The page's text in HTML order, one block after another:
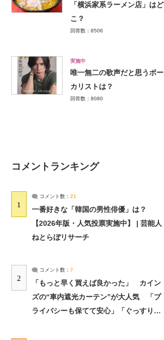
「横浜家系ラーメン店」はど
こ？
回答数：8506
実施中
唯一無二の歌声だと思うボー
カリストは？
回答数：8080
コメントランキング
1
コメント数： 21
一番好きな「韓国の男性俳優」は？
【2026年版・人気投票実施中】 | 芸能人
ねとらぼリサーチ
2
コメント数： 7
「もっと早く買えば良かった」 カイン
ズの“車内遮光カーテン”が大人気 「プ
ライバシーも保てて安心」「ぐっすり眠